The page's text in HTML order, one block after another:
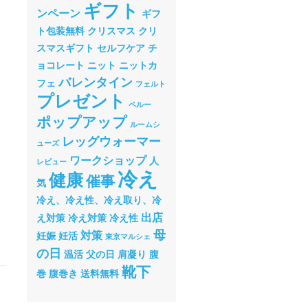
ンペーン ギフト
ギフ
ト包装無料 クリスマス クリ
スマスギフト セルフケア チ
ョコレート ニット ニットカ
フェ バレンタイン フェルト
プレゼント ペルー
ポップアップ ルームシ
ューズ レッグウォーマー
レビュー ワークショップ 人
気 健康催事 冷え
冷え、冷え性、冷え取り、冷
え対策 冷え対策 冷え性 出店
妊娠 妊活 対策 東京マルシェ 母
の日 温活 父の日 肩凝り 腹
巻 腹巻き 送料無料 靴下